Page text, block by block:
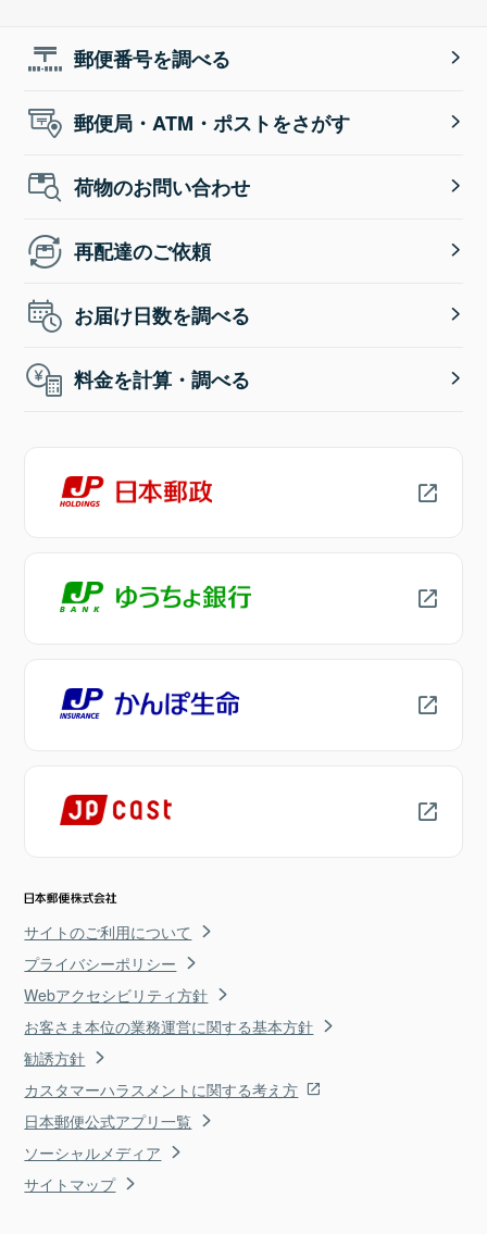
郵便番号を調べる
郵便局・ATM・ポストをさがす
荷物のお問い合わせ
再配達のご依頼
お届け日数を調べる
料金を計算・調べる
サイトのご利用について
プライバシーポリシー
Webアクセシビリティ方針
お客さま本位の業務運営に関する基本方針
勧誘方針
カスタマーハラスメントに関する考え方
日本郵便公式アプリ一覧
ソーシャルメディア
サイトマップ